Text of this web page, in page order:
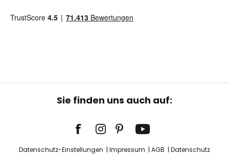
Sie finden uns auch auf:
Datenschutz-Einstellungen Impressum AGB Datenschutz